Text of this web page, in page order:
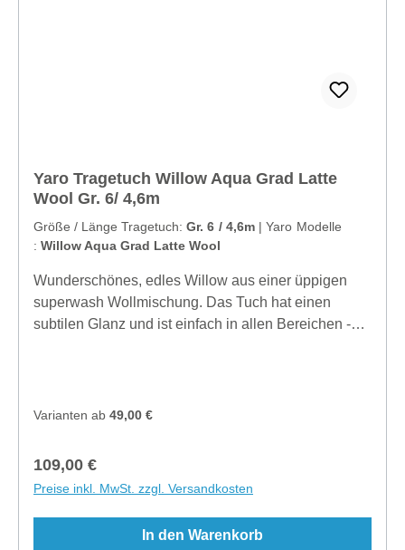
Yaro Tragetuch Willow Aqua Grad Latte
Wool Gr. 6/ 4,6m
Größe / Länge Tragetuch: Gr. 6 / 4,6m |
: Willow Aqua Grad Latte Wool
Wunderschönes, edles Willow aus einer üppigen
superwash Wollmischung. Das Tuch hat einen
subtilen Glanz und ist einfach in allen Bereichen -
Programm bei 30 Grad Celsius und maximal 600
Erfahrungsstufen geeignet. Material: Baumwolle
60%, Wolle 40% (superwash wool)Flächengewicht:
270 g/m2 Breite: 75 cmHersteller: Slingomama B.V.,
Karwijzaaderf 12, 1112JP Diemen, Noord Holland,
Varianten ab 49,00 €
Regulärer Preis:
109,00 €
Preise inkl. MwSt. zzgl. Versandkosten
In den Warenkorb